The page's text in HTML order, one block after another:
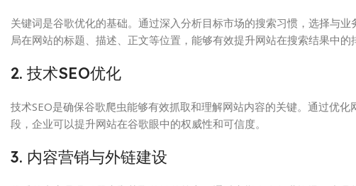
关键词是谷歌优化的基础。通过深入分析目标市场的搜索习惯，选择与
局在网站的标题、描述、正文等位置，能够有效提升网站在搜索结果中的
2. 技术SEO优化
技术SEO是确保谷歌爬虫能够有效抓取和理解网站内容的关键。通过优
段，企业可以提升网站在谷歌眼中的权威性和可信度。
3. 内容营销与外链建设